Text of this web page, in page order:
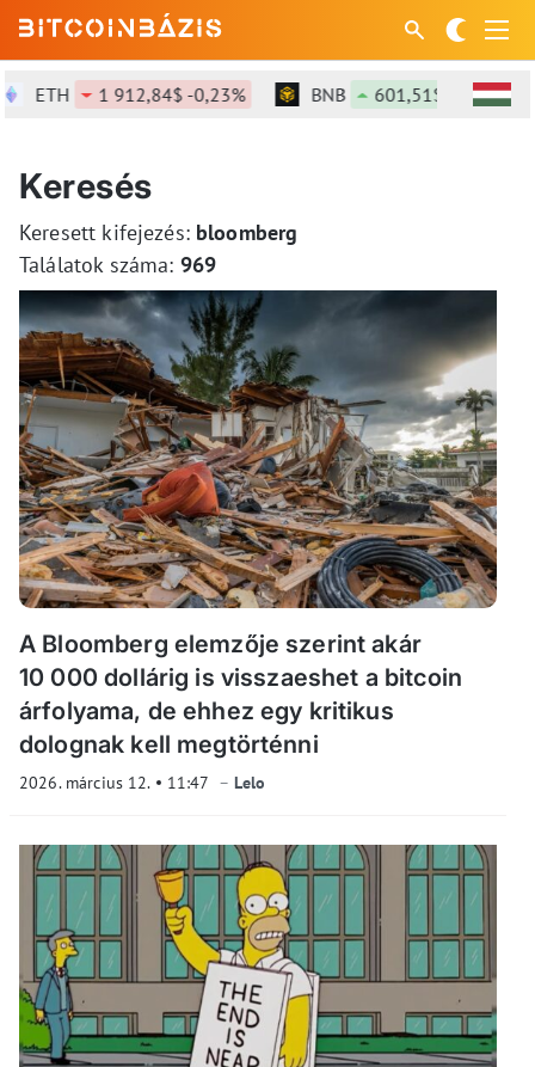
ETH 1 912,84$ -0,23% BNB 601,51$ +1,51%
Keresés
Keresett kifejezés: bloomberg
Találatok száma: 969
A Bloomberg elemzője szerint akár
10 000 dollárig is visszaeshet a bitcoin
árfolyama, de ehhez egy kritikus
dolognak kell megtörténni
2026. március 12. 11:47 Lelo